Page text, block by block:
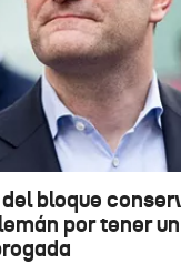
Eguraldia
bloque
por tener